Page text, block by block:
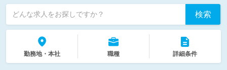
どんな求人をお探しですか？ 検索
勤務地・本社 職種 詳細条件